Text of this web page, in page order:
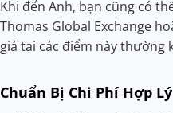
Khi đến Anh, bạn cũng có
Thomas Global Exchange
giá tại các điểm này thường
Chuẩn Bị Chi Phí Hợp Lý